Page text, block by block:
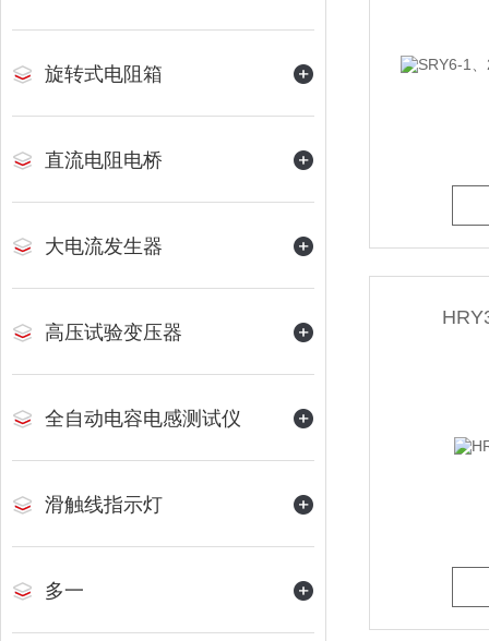
旋转式电阻箱
直流电阻电桥
大电流发生器
高压试验变压器
全自动电容电感测试仪
滑触线指示灯
多一